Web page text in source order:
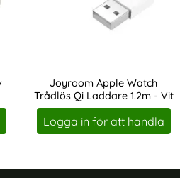
Joyroom Apple Watch
Trådlös Qi Laddare 1.2m - Vit
Art. nr 19320
Logga in för att handla